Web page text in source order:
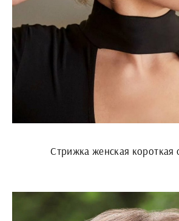
Стрижка женская короткая